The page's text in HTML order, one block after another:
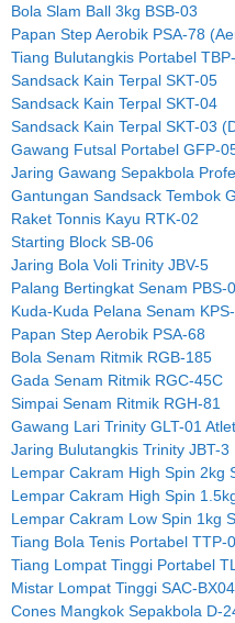
Bola Slam Ball 3kg BSB-03
Papan Step Aerobik PSA-78
Tiang Bulutangkis Portabel
Sandsack Kain Terpal SKT-05
Sandsack Kain Terpal SKT-04
Sandsack Kain Terpal SKT-03
Gawang Futsal Portabel GFP-
Jaring Gawang Sepakbola
Gantungan Sandsack Tembok
Raket Tonnis Kayu RTK-02
Starting Block SB-06
Jaring Bola Voli Trinity JBV-5
Palang Bertingkat Senam PBS-
Kuda-Kuda Pelana Senam
Papan Step Aerobik PSA-68
Bola Senam Ritmik RGB-185
Gada Senam Ritmik RGC-45C
Simpai Senam Ritmik RGH-81
Gawang Lari Trinity GLT-01
Jaring Bulutangkis Trinity JBT-3
Lempar Cakram High Spin 2kg
Lempar Cakram High Spin
Lempar Cakram Low Spin 1kg
Tiang Bola Tenis Portabel TTP-
Tiang Lompat Tinggi Portabel
Mistar Lompat Tinggi SAC-
Cones Mangkok Sepakbola D-